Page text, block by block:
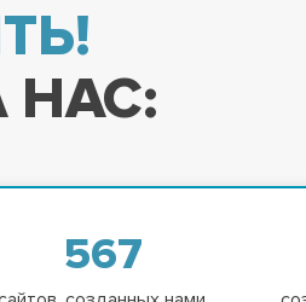
НАС:
567